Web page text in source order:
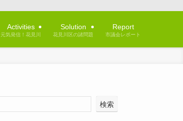
Activities
元気発信！花見川
Solution
花見川区の諸問題
Report
市議会レポート
検索